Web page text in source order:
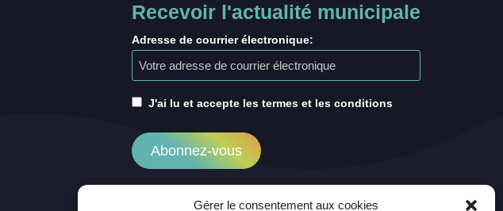
Gérer le consentement aux cookies
Recevoir l'actualité municipale
Adresse de courrier électronique:
J'ai lu et accepte les termes et les conditions